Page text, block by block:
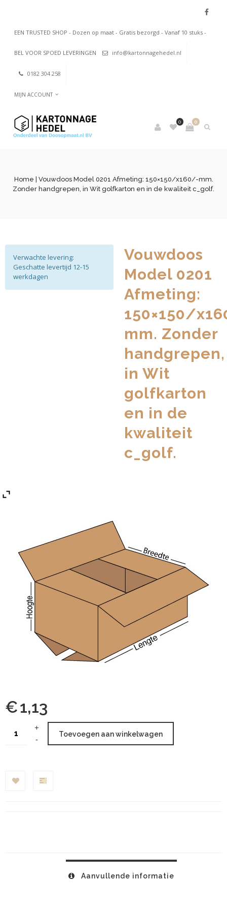
EEN TRUSTED SHOP - Dozen op maat - Gratis bezorgd - Vanaf 10 stuks -
BEL VOOR SPOED LEVERINGEN info@kartonnagehedel.nl
0182 304 258
MIJN ACCOUNT
0
0
Home | Vouwdoos Model 0201 Afmeting: 150×150/x160/-mm.
Zonder handgrepen, in Wit golfkarton en in de kwaliteit c_golf.
Vouwdoos
Model 0201
Afmeting:
150×150/
mm. Zonder
handgrepen,
in Wit
golfkarton
en in de
kwaliteit
c_golf.
Verwachte levering:
Geschatte levertijd 12-15
werkdagen
€1,13
Toevoegen aan winkelwagen
Aanvullende informatie